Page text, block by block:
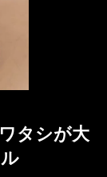
タシが大